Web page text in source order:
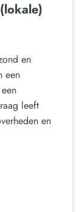
en
een
leeft
en